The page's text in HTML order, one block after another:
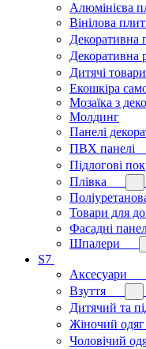
Алюмінієва
Вінілова
Декоративна
Декоративна
Дитячі товари
Екошкіра
Мозаїка з
Молдинг
Панелі
ПВХ панелі
Підлогові
Плівка
Товари для
Фасадні
Шпалери
S7
Аксесуари
Взуття
Дитячий та
Жіночий одяг
Чоловічий